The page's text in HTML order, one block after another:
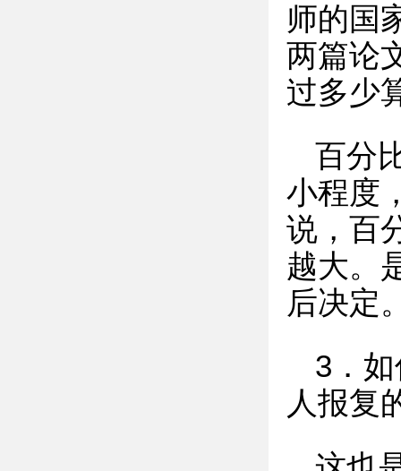
师的国
两篇论
过多少
百分
小程度
说，百
越大。
后决定
3．
人报复